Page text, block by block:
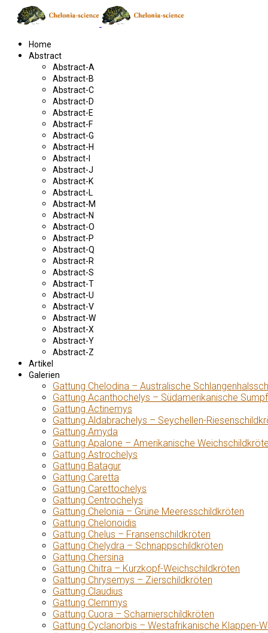
Home
Abstract
Abstract-A
Abstract-B
Abstract-C
Abstract-D
Abstract-E
Abstract-F
Abstract-G
Abstract-H
Abstract-I
Abstract-J
Abstract-K
Abstract-L
Abstract-M
Abstract-N
Abstract-O
Abstract-P
Abstract-Q
Abstract-R
Abstract-S
Abstract-T
Abstract-U
Abstract-V
Abstract-W
Abstract-X
Abstract-Y
Abstract-Z
Artikel
Galerien
Gattung Chelodina – Australische
Gattung Acanthochelys – Südamerikanische
Gattung Actinemys
Gattung Aldabrachelys – Seychellen-
Gattung Amyda
Gattung Apalone – Amerikanische
Gattung Astrochelys
Gattung Batagur
Gattung Caretta
Gattung Carettochelys
Gattung Centrochelys
Gattung Chelonia – Grüne Meeresschildkröten
Gattung Chelonoidis
Gattung Chelus – Fransenschildkröten
Gattung Chelydra – Schnappschildkröten
Gattung Chersina
Gattung Chitra – Kurzkopf-Weichschildkröten
Gattung Chrysemys – Zierschildkröten
Gattung Claudius
Gattung Clemmys
Gattung Cuora – Scharnierschildkröten
Gattung Cyclanorbis – Westafrikanische Klappen-